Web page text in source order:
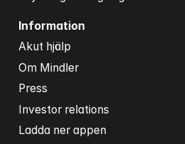
Information
Akut hjälp
Om Mindler
Press
Investor relations
Ladda ner appen